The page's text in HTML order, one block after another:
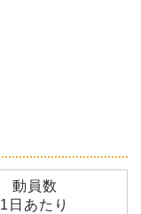
動員数
1日あたり